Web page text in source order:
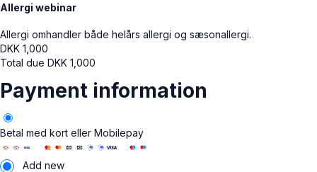
Allergi webinar
Allergi omhandler både helårs allergi og sæsonallergi.
DKK 1,000
Total due DKK 1,000
Payment information
Betal med kort eller Mobilepay
Add new